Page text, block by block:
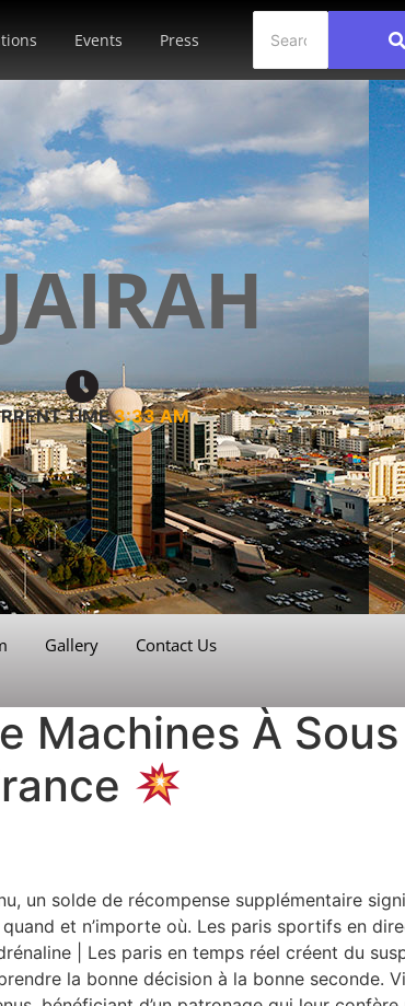
Events Press
TIME3:33 AM
Gallery Contact Us
Machines À
un solde de récompense supplémentaire
et n’importe où. Les paris sportifs en
| Les paris en temps réel créent du
la bonne décision à la bonne